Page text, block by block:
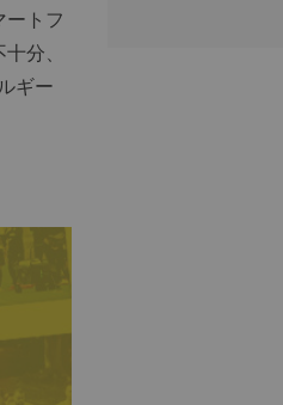
ートフ
分、
ギー